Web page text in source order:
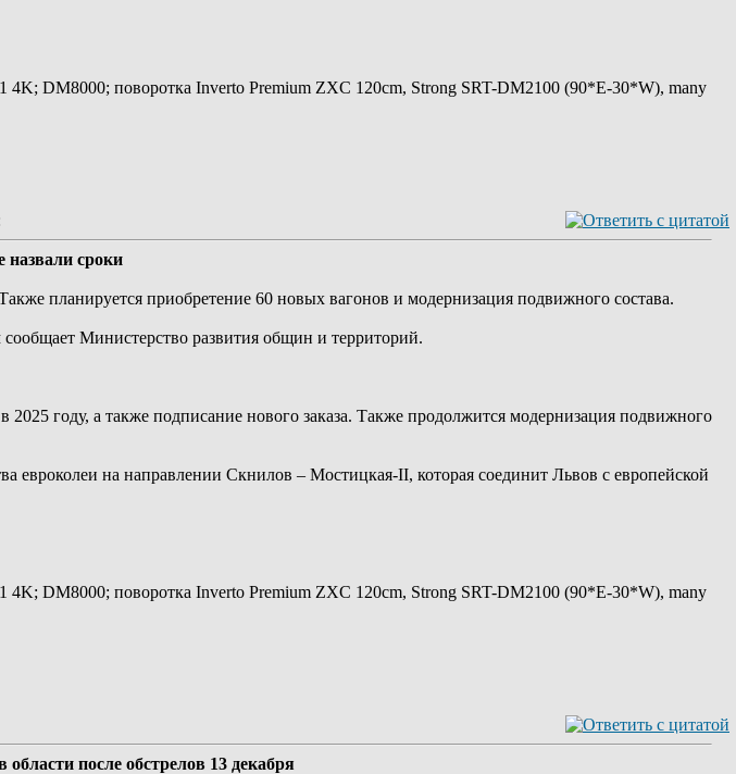
DM8000; поворотка Inverto Premium ZXC 120cm, Strong SRT-DM2100 (90*E-30*W), many
назвали сроки
планируется приобретение 60 новых вагонов и модернизация подвижного состава.
Министерство развития общин и территорий.
году, а также подписание нового заказа. Также продолжится модернизация подвижного
евроколеи на направлении Скнилов – Мостицкая-II, которая соединит Львов с европейской
DM8000; поворотка Inverto Premium ZXC 120cm, Strong SRT-DM2100 (90*E-30*W), many
после обстрелов 13 декабря